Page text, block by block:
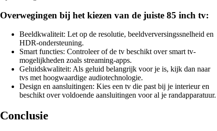
Overwegingen bij het kiezen van de juiste 85 inch tv:
Beeldkwaliteit: Let op de resolutie, beeldverversingssnelheid en
HDR-ondersteuning.
Smart functies: Controleer of de tv beschikt over smart tv-
mogelijkheden zoals streaming-apps.
Geluidskwaliteit: Als geluid belangrijk voor je is, kijk dan naar
tvs met hoogwaardige audiotechnologie.
Design en aansluitingen: Kies een tv die past bij je interieur en
beschikt over voldoende aansluitingen voor al je randapparatuur.
Conclusie